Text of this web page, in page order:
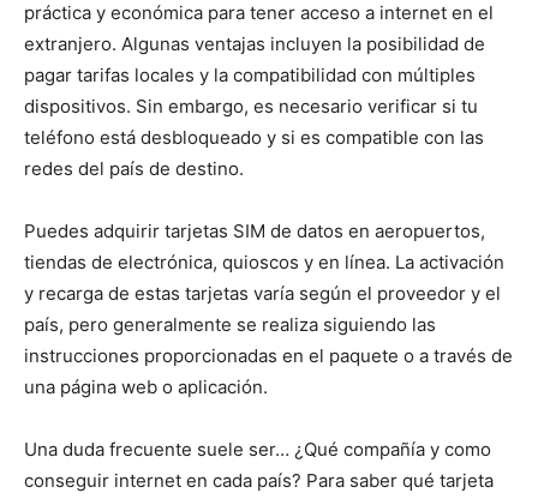
práctica y económica para tener acceso a internet en el
extranjero. Algunas ventajas incluyen la posibilidad de
pagar tarifas locales y la compatibilidad con múltiples
dispositivos. Sin embargo, es necesario verificar si tu
teléfono está desbloqueado y si es compatible con las
redes del país de destino.
Puedes adquirir tarjetas SIM de datos en aeropuertos,
tiendas de electrónica, quioscos y en línea. La activación
y recarga de estas tarjetas varía según el proveedor y el
país, pero generalmente se realiza siguiendo las
instrucciones proporcionadas en el paquete o a través de
una página web o aplicación.
Una duda frecuente suele ser… ¿Qué compañía y como
conseguir internet en cada país? Para saber qué tarjeta